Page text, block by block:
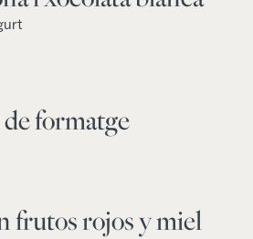
formatge
frutos rojos y miel